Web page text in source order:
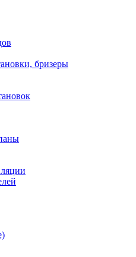
бризеры